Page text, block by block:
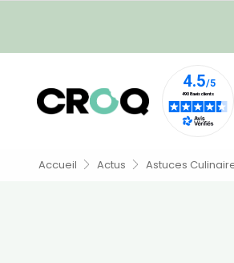
Accueil Actus Astuces